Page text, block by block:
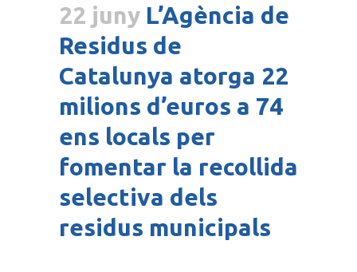
22 juny L’Agència de
Residus de
Catalunya atorga 22
milions d’euros a 74
ens locals per
fomentar la recollida
selectiva dels
residus municipals